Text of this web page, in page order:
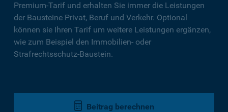
Premium-Tarif und erhalten Sie immer die Leistungen
der Bausteine Privat, Beruf und Verkehr. Optional
können sie Ihren Tarif um weitere Leistungen ergänzen,
wie zum Beispiel den Immobilien- oder
Strafrechtsschutz-Baustein.
Beitrag berechnen